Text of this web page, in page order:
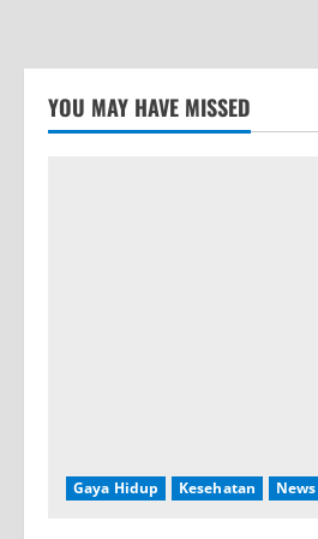
YOU MAY HAVE MISSED
Gaya Hidup Kesehatan News